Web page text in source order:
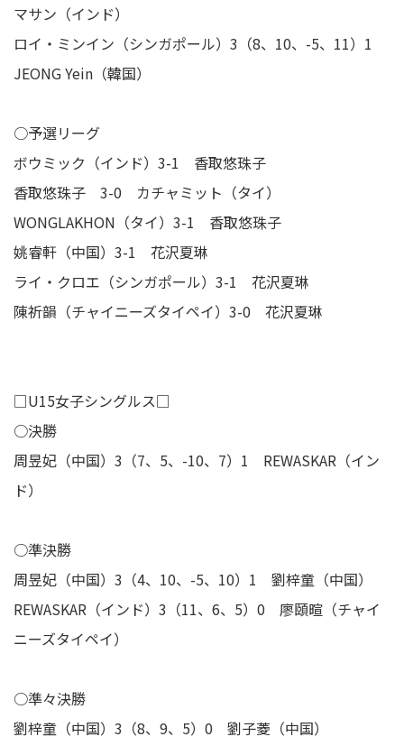
マサン（インド）
ロイ・ミンイン（シンガポール）3（8、10、-5、11）1
JEONG Yein（韓国）
○予選リーグ
ボウミック（インド）3-1 香取悠珠子
香取悠珠子 3-0 カチャミット（タイ）
WONGLAKHON（タイ）3-1 香取悠珠子
姚睿軒（中国）3-1 花沢夏琳
ライ・クロエ（シンガポール）3-1 花沢夏琳
陳祈韻（チャイニーズタイペイ）3-0 花沢夏琳
□U15女子シングルス□
○決勝
周昱妃（中国）3（7、5、-10、7）1 REWASKAR（イン
ド）
○準決勝
周昱妃（中国）3（4、10、-5、10）1 劉梓童（中国）
REWASKAR（インド）3（11、6、5）0 廖頤暄（チャイ
ニーズタイペイ）
○準々決勝
劉梓童（中国）3（8、9、5）0 劉子菱（中国）